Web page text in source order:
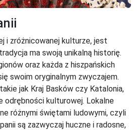
i zróżnicowanej kulturze, jest
ma swoją unikalną historię.
oraz każda z hiszpańskich
swoim oryginalnym zwyczajem.
jak Kraj Basków czy Katalonia,
odrębności kulturowej. Lokalne
różnymi świętami ludowymi, czyli
są zazwyczaj huczne i radosne,